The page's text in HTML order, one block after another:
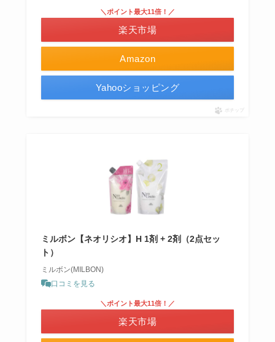
Amazon
＼ポイント最大11倍！／
楽天市場
Yahooショッピング
ポチップ
ミルボン【ネオリシオ】H 1剤 + 2剤（2点セッ
ト）
ミルボン(MILBON)
口コミを見る
＼ポイント最大11倍！／
楽天市場